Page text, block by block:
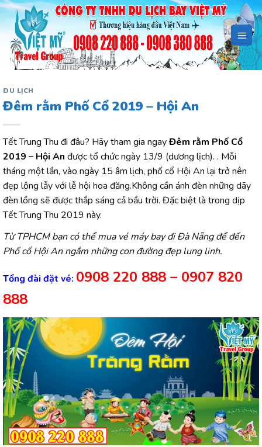
Bỏ
qua
dung
DU LỊCH
Đêm rằm Phố Cổ 2019 – Hội An
Tết Trung Thu đi đâu? Hãy tham gia ngayĐêm rằm Phố Cổ
2019 – Hội An được tổ chức ngày 13/9 (dương lịch). . Mỗi
tháng một lần, vào ngày 15 âm lịch, phố cổ Hội An lại trở nên
đẹp lộng lẫy với lễ hội hoa đăng.Không cần ánh đèn những dãy
đèn lồng sẽ được thắp sáng cả bầu trời. Đặc biệt là trong dịp
Tết Trung Thu 2019 này.
Từ TPHCM bạn có thể mua vé máy bay đi Đà Nẵng để đến
Phố cổ Hội An ngắm những con đường đẹp lung linh.
Tổng đài đặt vé: 0908 220 888 – 0907 820
888